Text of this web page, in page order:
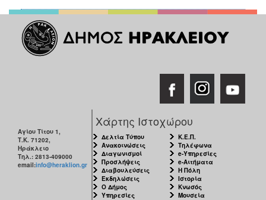
ΠΟΛΙΤΙΣΜΟΣ
ΑΝΘΕΚΤΙΚΗ
ΠΟΛΗ
Αγίου Τίτου 1,
Τ.Κ. 71202,
Ηράκλειο
Τηλ.: 2813-409000
email:info@heraklion.gr
Χάρτης Ιστοχώρου
Δελτία Τύπου
Ανακοινώσεις
Διαγωνισμοί
Προσλήψεις
Διαβουλεύσεις
Εκδηλώσεις
Ο Δήμος
Υπηρεσίες
Κ.Ε.Π.
Τηλέφωνα
e-Υπηρεσίες
e-Αιτήματα
Η Πόλη
Ιστορία
Κνωσός
Μουσεία